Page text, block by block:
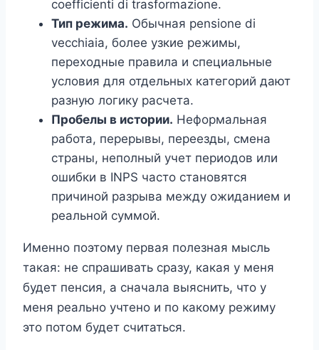
coefficienti di trasformazione.
Тип режима. Обычная pensione di
vecchiaia, более узкие режимы,
переходные правила и специальные
условия для отдельных категорий дают
разную логику расчета.
Пробелы в истории. Неформальная
работа, перерывы, переезды, смена
страны, неполный учет периодов или
ошибки в INPS часто становятся
причиной разрыва между ожиданием и
реальной суммой.
Именно поэтому первая полезная мысль
такая: не спрашивать сразу, какая у меня
будет пенсия, а сначала выяснить, что у
меня реально учтено и по какому режиму
это потом будет считаться.